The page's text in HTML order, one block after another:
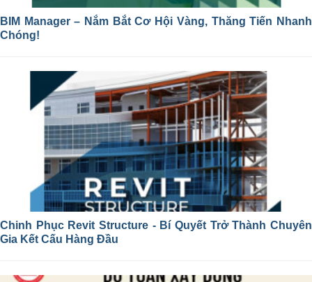
BIM Manager – Nắm Bắt Cơ Hội Vàng, Thăng Tiến Nhanh
Chóng!
Chinh Phục Revit Structure - Bí Quyết Trở Thành Chuyên
Gia Kết Cấu Hàng Đầu